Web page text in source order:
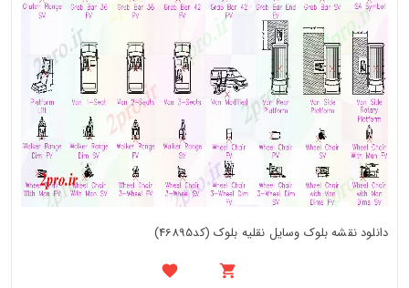
دانلود نقشه بلوک وسایل نقلیه بلوک (کد46895)